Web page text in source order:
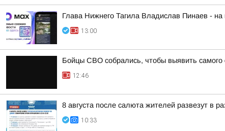
Глава Нижнего Тагила Владислав Пинаев -
13:00
Бойцы СВО собрались, чтобы выявить самого
12:46
8 августа после салюта жителей развезут в
10:33